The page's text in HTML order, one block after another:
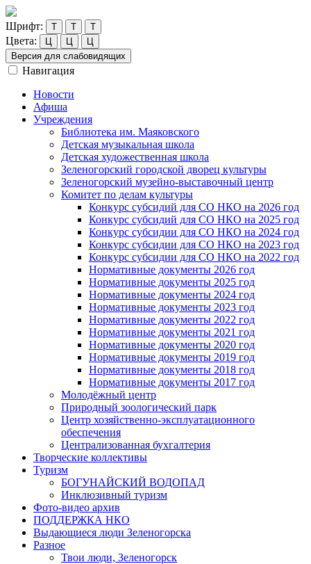
Шрифт: Т Т Т
Цвета: Ц Ц
Ц
Версия для слабовидящих
Навигация
Новости
Афиша
Учреждения
Библиотека им. Маяковского
Детская музыкальная школа
Детская художественная школа
Зеленогорский городской дворец культуры
Зеленогорский музейно-выставочный центр
Комитет по делам культуры
Конкурс субсидий для СО НКО на 2026 год
Конкурс субсидий для СО НКО на 2025 год
Конкурс субсидии для СО НКО на 2024 год
Конкурс субсидии для СО НКО на 2023 год
Конкурс субсидии для СО НКО на 2022 год
Нормативные документы 2026 год
Нормативные документы 2025 год
Нормативные документы 2024 год
Нормативные документы 2023 год
Нормативные документы 2022 год
Нормативные документы 2021 год
Нормативные документы 2020 год
Нормативные документы 2019 год
Нормативные документы 2018 год
Нормативные документы 2017 год
Молодёжный центр
Природный зоологический парк
Центр хозяйственно-эксплуатационного
обеспечения
Централизованная бухгалтерия
Творческие коллективы
Туризм
БОГУНАЙСКИЙ ВОДОПАД
Инклюзивный туризм
Фото-видео архив
ПОДДЕРЖКА НКО
Выдающиеся люди Зеленогорска
Разное
Твои люди, Зеленогорск